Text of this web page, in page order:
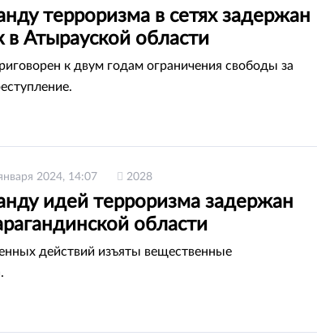
терроризма в сетях задержан
в Атырауской области
к двум годам ограничения свободы за
2024, 14:07 2028
идей терроризма задержан
области
действий изъяты вещественные